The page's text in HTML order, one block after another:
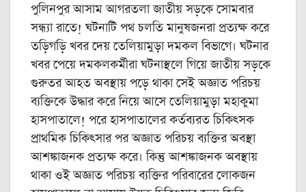
পুলিনপুর আসাম আগরতলা জাতীয় সড়কে সোমবার
সন্ধ্যা রাতে! ঘটনাটি পথ চলতি মানুষজনরা প্রত্যক্ষ করে
তড়িগড়ি খবর দেয় তেলিয়ামুড়া দমকল বিভাগে। ঘটনার
খবর পেয়ে দমকলকর্মীরা ঘটনাস্থলে গিয়ে জাতীয় সড়কে
গুরুতর আহত অবস্থায় পড়ে থাকা সেই অজ্ঞাত পরিচয়
ব্যক্তিকে উদ্ধার করে নিয়ে আসে তেলিয়ামুড়া মহাকুমা
হাসপাতালে! পরে হাসপাতালের কর্তব্যরত চিকিৎসক
প্রাথমিক চিকিৎসার পর অজ্ঞাত পরিচয় ব্যক্তির অবস্থা
আশঙ্কাজনক প্রত্যক্ষ করে। কিন্তু আশঙ্কাজনক অবস্থায়
থাকা ওই অজ্ঞাত পরিচয় ব্যক্তির পরিবারের লোকজন